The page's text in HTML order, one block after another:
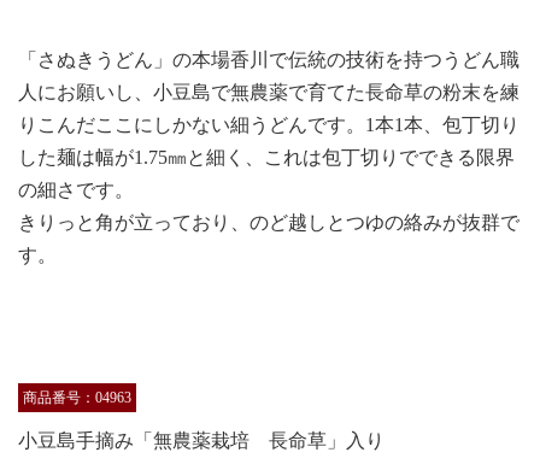
「さぬきうどん」の本場香川で伝統の技術を持つうどん職
人にお願いし、小豆島で無農薬で育てた長命草の粉末を練
りこんだここにしかない細うどんです。1本1本、包丁切り
した麺は幅が1.75㎜と細く、これは包丁切りでできる限界
の細さです。
きりっと角が立っており、のど越しとつゆの絡みが抜群で
す。
商品番号：04963
小豆島手摘み「無農薬栽培 長命草」入り